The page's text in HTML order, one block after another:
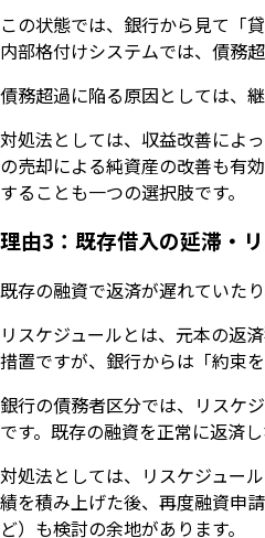
この状態では、銀行から見て「
内部格付けシステムでは、債務
債務超過に陥る原因としては、
対処法としては、収益改善によ
の売却による純資産の改善も有
することも一つの選択肢です。
理由3：既存借入の延滞・
既存の融資で返済が遅れていた
リスケジュールとは、元本の返
措置ですが、銀行からは「約束
銀行の債務者区分では、リスケ
です。既存の融資を正常に返済
対処法としては、リスケジュー
績を積み上げた後、再度融資申
ど）も検討の余地があります。